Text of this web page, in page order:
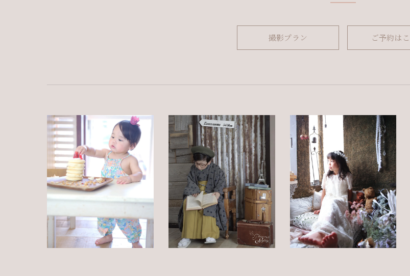
撮影プラン ご予約は